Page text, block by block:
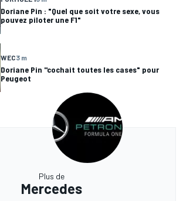
Doriane Pin : "Quel que soit votre sexe, vous
pouvez piloter une F1"
WEC3 m
Doriane Pin ''cochait toutes les cases" pour
Peugeot
Plus de
Mercedes